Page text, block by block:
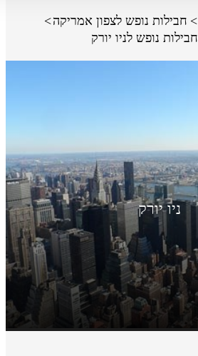
חבילות נופש לצפון אמריקה
חבילות נופש לניו יורק
ניו יורק